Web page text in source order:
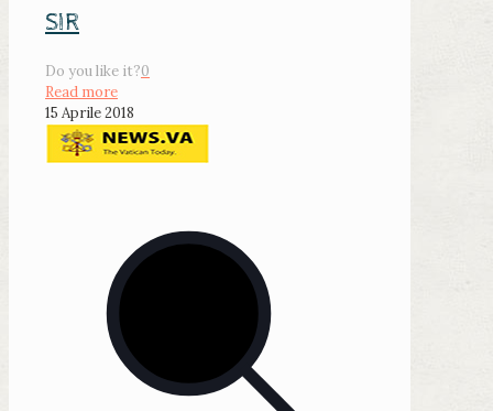
SIR
Do you like it?0
Read more
15 Aprile 2018